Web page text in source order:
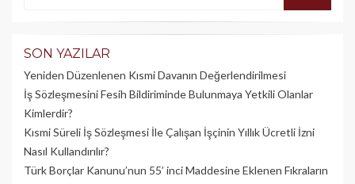
SON YAZILAR
Yeniden Düzenlenen Kısmi Davanın Değerlendirilmesi
İş Sözleşmesini Fesih Bildiriminde Bulunmaya Yetkili Olanlar
Kimlerdir?
Kısmi Süreli İş Sözleşmesi İle Çalışan İşçinin Yıllık Üc­retli İzni
Nasıl Kullandırılır?
Türk Borçlar Kanunu’nun 55’ inci Maddesine Eklenen Fıkraların